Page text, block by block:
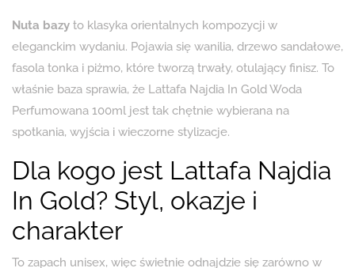
Nuta bazy to klasyka orientalnych kompozycji w
eleganckim wydaniu. Pojawia się wanilia, drzewo sandałowe,
fasola tonka i piżmo, które tworzą trwały, otulający finisz. To
właśnie baza sprawia, że Lattafa Najdia In Gold Woda
Perfumowana 100ml jest tak chętnie wybierana na
spotkania, wyjścia i wieczorne stylizacje.
Dla kogo jest Lattafa Najdia
In Gold? Styl, okazje i
charakter
To zapach unisex, więc świetnie odnajdzie się zarówno w